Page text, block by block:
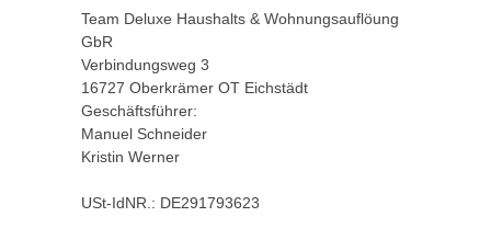
Team Deluxe Haushalts & Wohnungsauflöung
GbR
Verbindungsweg 3
16727 Oberkrämer OT Eichstädt
Geschäftsführer:
Manuel Schneider
Kristin Werner
USt-IdNR.: DE291793623